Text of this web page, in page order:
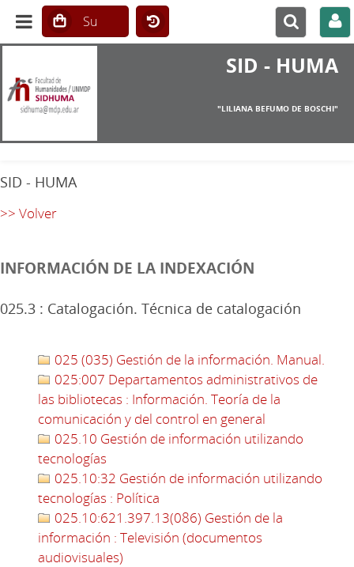
SID - HUMA
"LILIANA BEFUMO DE BOSCHI"
SID - HUMA
>> Volver
INFORMACIÓN DE LA INDEXACIÓN
025.3 : Catalogación. Técnica de catalogación
025 (035) Gestión de la información. Manual.
025:007 Departamentos administrativos de
las bibliotecas : Información. Teoría de la
comunicación y del control en general
025.10 Gestión de información utilizando
tecnologías
025.10:32 Gestión de información utilizando
tecnologías : Política
025.10:621.397.13(086) Gestión de la
información : Televisión (documentos
audiovisuales)